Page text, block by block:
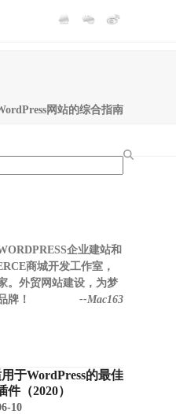
网站的综合指南
企业建站和
商城开发工作室，
。外贸网站建设，为梦
牌！
--Mac163
于WordPress的最佳
件（2020）
10